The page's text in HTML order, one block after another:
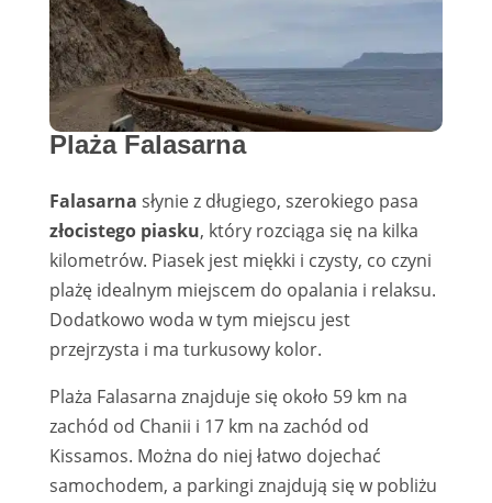
Plaża Falasarna
Falasarna słynie z długiego, szerokiego pasa
złocistego piasku, który rozciąga się na kilka
kilometrów. Piasek jest miękki i czysty, co czyni
plażę idealnym miejscem do opalania i relaksu.
Dodatkowo woda w tym miejscu jest
przejrzysta i ma turkusowy kolor.
Plaża Falasarna znajduje się około 59 km na
zachód od Chanii i 17 km na zachód od
Kissamos. Można do niej łatwo dojechać
samochodem, a parkingi znajdują się w pobliżu